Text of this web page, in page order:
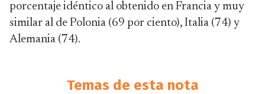
porcentaje idéntico al obtenido en Francia y muy
similar al de Polonia (69 por ciento), Italia (74) y
Alemania (74).
Temas de esta nota